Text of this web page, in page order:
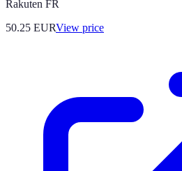
Rakuten FR
50.25 EURView price